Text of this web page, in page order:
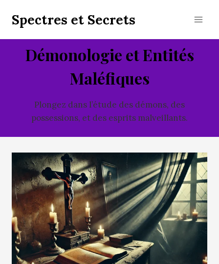
Spectres et Secrets
Démonologie et Entités
Maléfiques
Plongez dans l’étude des démons, des
possessions, et des esprits malveillants.